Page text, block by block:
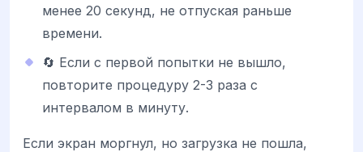
менее 20 секунд, не отпуская раньше
времени.
🔄 Если с первой попытки не вышло,
повторите процедуру 2-3 раза с
интервалом в минуту.
Если экран моргнул, но загрузка не пошла,